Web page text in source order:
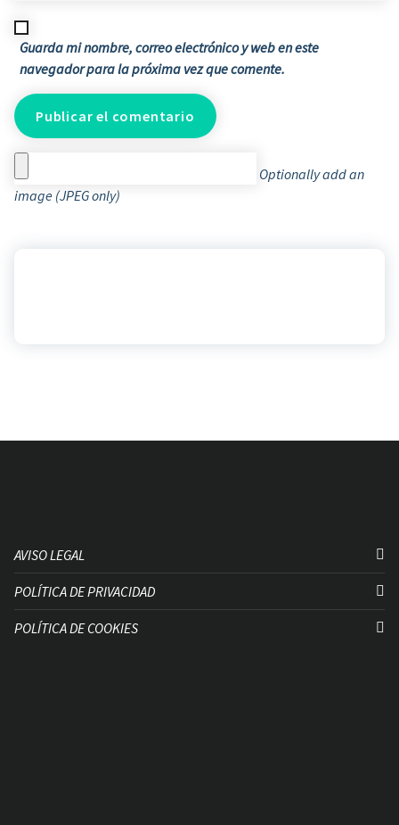
Guarda mi nombre, correo electrónico y web en este
navegador para la próxima vez que comente.
Optionally add an
image (JPEG only)
AVISO LEGAL
POLÍTICA DE PRIVACIDAD
POLÍTICA DE COOKIES